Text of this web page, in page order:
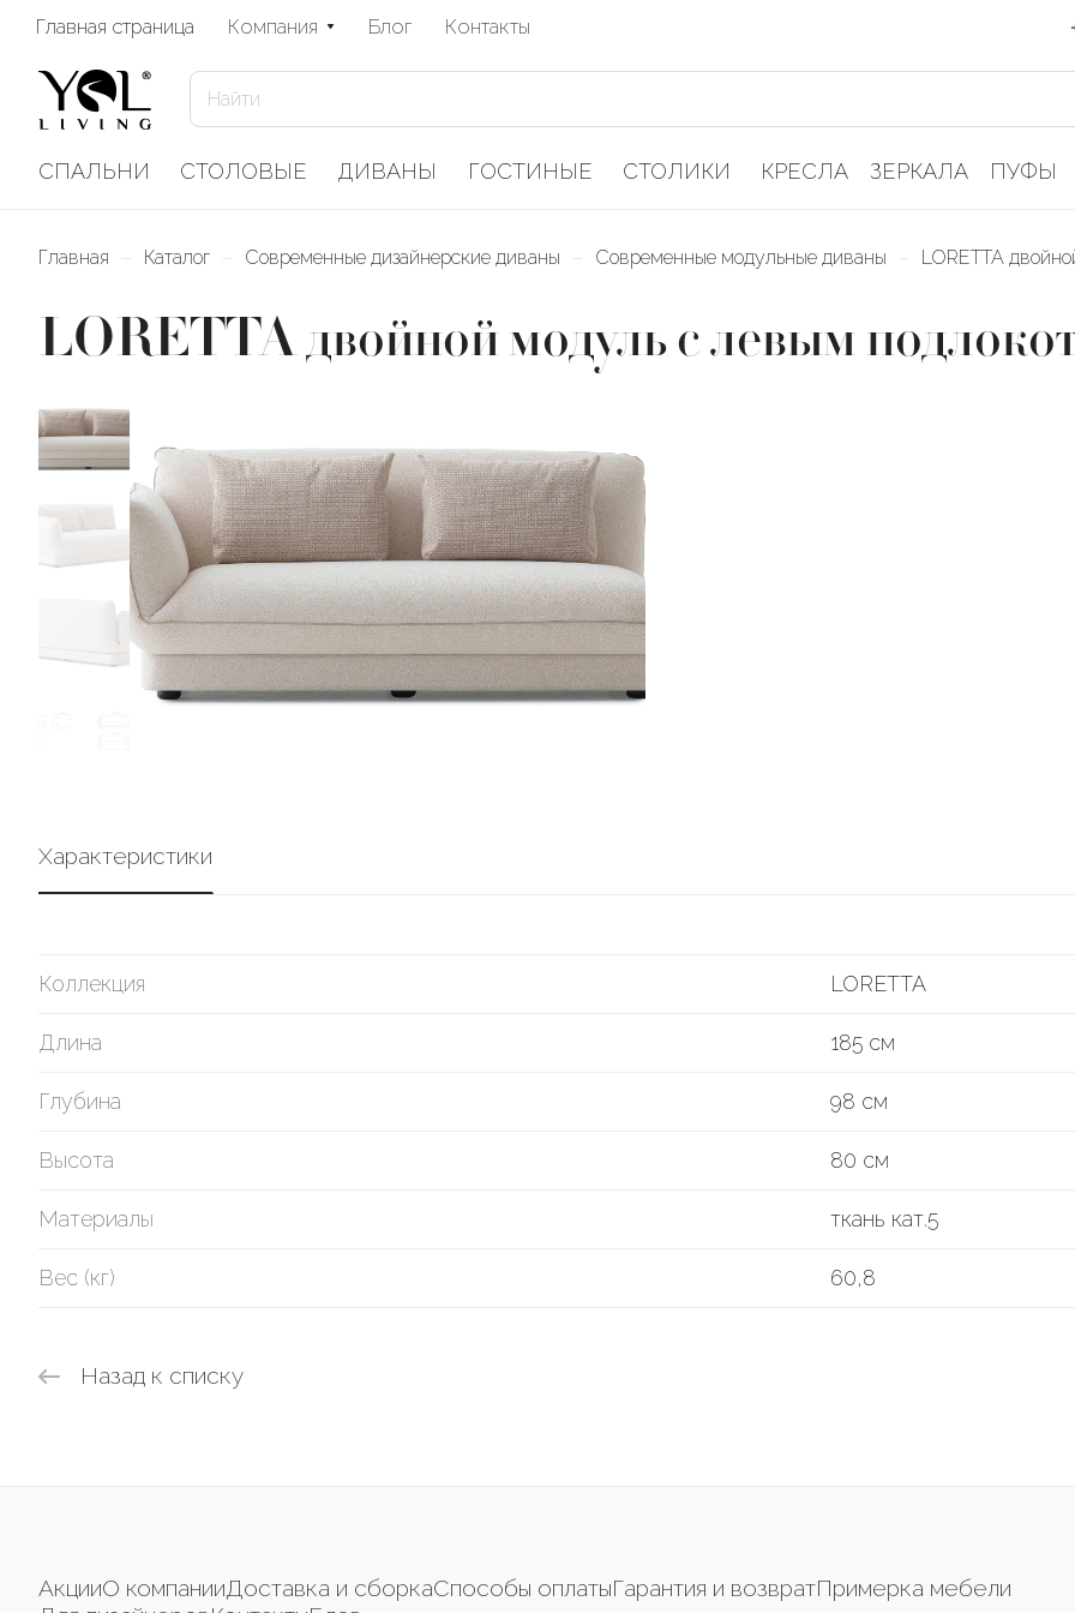
Главная страница Компания Блог Контакты
СПАЛЬНИ СТОЛОВЫЕ ДИВАНЫ ГОСТИНЫЕ СТОЛИКИ КРЕСЛА ЗЕРКАЛА ПУФЫ
Главная Каталог Современные дизайнерские диваны Современные модульные диваны LORETTA
LORETTA двойной модуль с левым
Характеристики
Коллекция LORETTA
Длина 185 см
Глубина 98 см
Высота 80 см
Материалы ткань кат.5
Вес (кг) 60,8
Назад к списку
АкцииО компанииДоставка и сборкаСпособы оплатыГарантия и возвратПримерка мебели